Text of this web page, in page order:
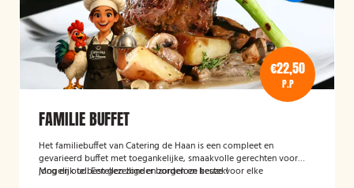
€22,50
P.P
FAMILIE BUFFET
Het familiebuffet van Catering de Haan is een compleet en
gevarieerd buffet met toegankelijke, smaakvolle gerechten voor
jong en oud. Een gezellige en zorgeloze keuze voor elke
Mogelijk te bestellen zonder borden en bestek!